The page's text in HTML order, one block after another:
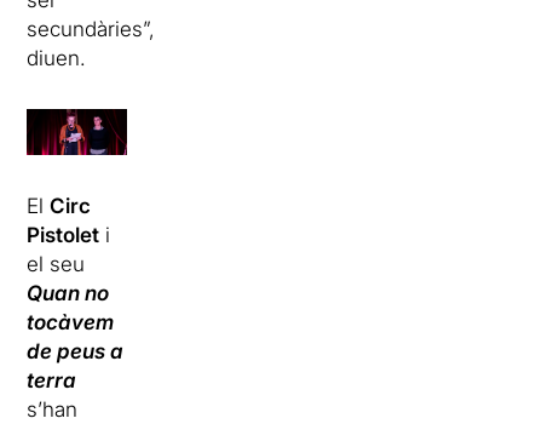
secundàries”,
diuen.
ElCirc
Pistolet i
el seu
Quan no
tocàvem
de peus a
terra
s’han